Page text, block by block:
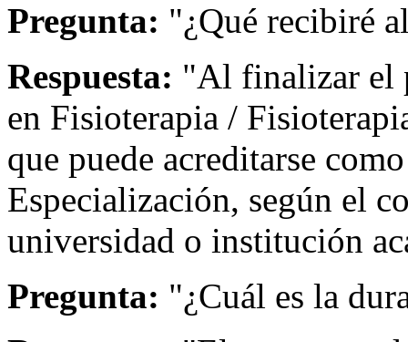
Pregunta: "¿Qué recibiré
Respuesta: "Al finalizar el
en Fisioterapia /
que puede acreditarse
Especialización, según el
universidad o institución
Pregunta: "¿Cuál es la